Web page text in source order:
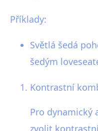
Příklady:
Světlá šedá
šedým
Kontrastní
Pro dynamický
zvolit